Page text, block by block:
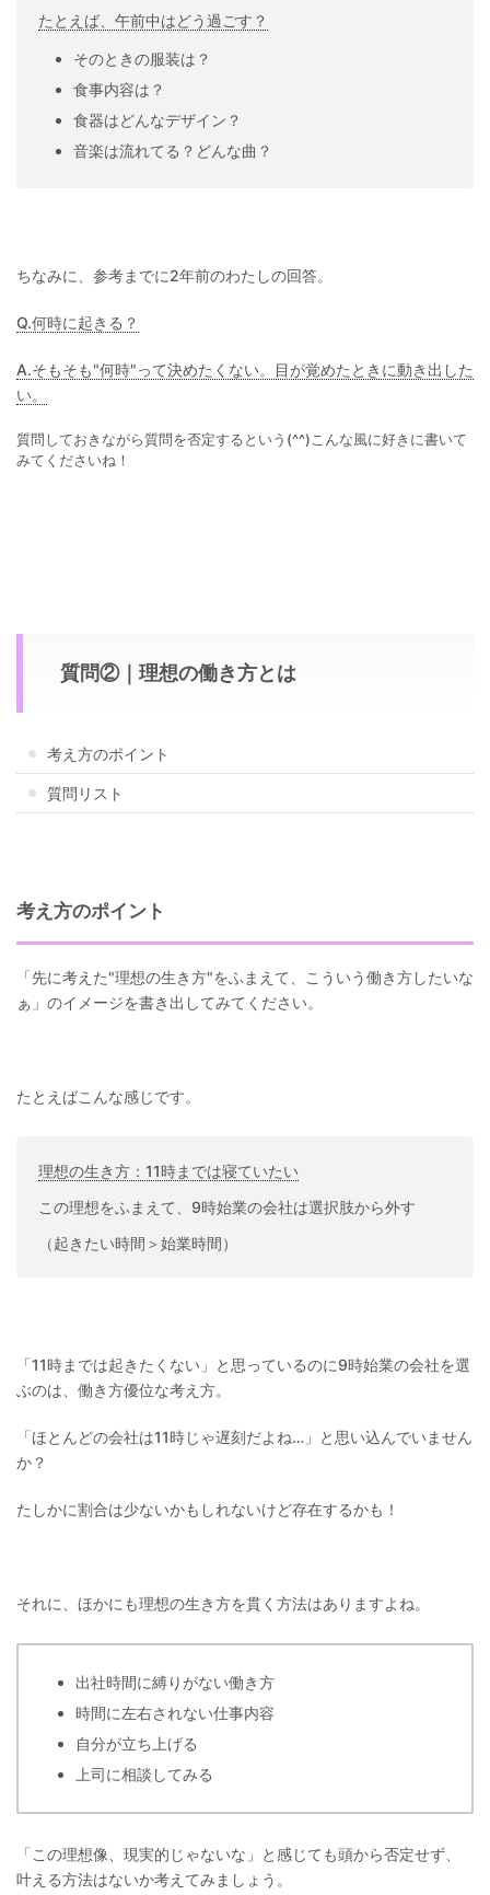
たとえば、午前中はどう過ごす？
そのときの服装は？
食事内容は？
食器はどんなデザイン？
音楽は流れてる？どんな曲？
ちなみに、参考までに2年前のわたしの回答。
Q.何時に起きる？
A.そもそも"何時"って決めたくない。目が覚めたときに動き出した
い。
質問しておきながら質問を否定するという(^^)こんな風に好きに書いて
みてくださいね！
質問②｜理想の働き方とは
考え方のポイント
質問リスト
考え方のポイント
「先に考えた"理想の生き方"をふまえて、こういう働き方したいな
ぁ」のイメージを書き出してみてください。
たとえばこんな感じです。
理想の生き方：11時までは寝ていたい
この理想をふまえて、9時始業の会社は選択肢から外す
（起きたい時間＞始業時間）
「11時までは起きたくない」と思っているのに9時始業の会社を選
ぶのは、働き方優位な考え方。
「ほとんどの会社は11時じゃ遅刻だよね…」と思い込んでいません
か？
たしかに割合は少ないかもしれないけど存在するかも！
それに、ほかにも理想の生き方を貫く方法はありますよね。
出社時間に縛りがない働き方
時間に左右されない仕事内容
自分が立ち上げる
上司に相談してみる
「この理想像、現実的じゃないな」と感じても頭から否定せず、
叶える方法はないか考えてみましょう。